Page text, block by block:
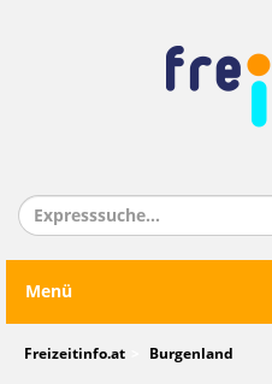
Menü
Freizeitinfo.at Burgenland